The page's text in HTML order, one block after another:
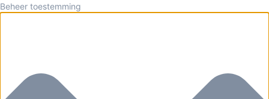
Beheer toestemming